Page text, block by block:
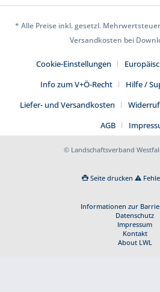
* Alle Preise inkl. gesetzl.
Versandkosten bei
Cookie-Einstellungen
Info zum V+Ö-Recht
Hilfe /
Liefer- und Versandkosten
AGB
© Landschaftsverband
Seite drucken
Informationen zur
Datenschutz
Impressum
Kontakt
About LWL